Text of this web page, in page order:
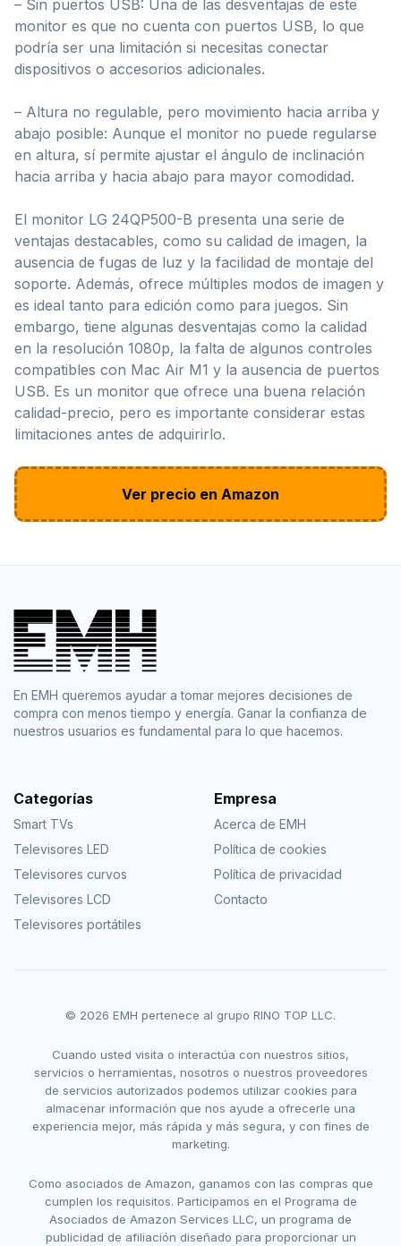
– Sin puertos USB: Una de las desventajas de este
monitor es que no cuenta con puertos USB, lo que
podría ser una limitación si necesitas conectar
dispositivos o accesorios adicionales.
– Altura no regulable, pero movimiento hacia arriba y
abajo posible: Aunque el monitor no puede regularse
en altura, sí permite ajustar el ángulo de inclinación
hacia arriba y hacia abajo para mayor comodidad.
El monitor LG 24QP500-B presenta una serie de
ventajas destacables, como su calidad de imagen, la
ausencia de fugas de luz y la facilidad de montaje del
soporte. Además, ofrece múltiples modos de imagen y
es ideal tanto para edición como para juegos. Sin
embargo, tiene algunas desventajas como la calidad
en la resolución 1080p, la falta de algunos controles
compatibles con Mac Air M1 y la ausencia de puertos
USB. Es un monitor que ofrece una buena relación
calidad-precio, pero es importante considerar estas
limitaciones antes de adquirirlo.
Ver precio en Amazon
En EMH queremos ayudar a tomar mejores decisiones de
compra con menos tiempo y energía. Ganar la confianza de
nuestros usuarios es fundamental para lo que hacemos.
Categorías
Smart TVs
Televisores LED
Televisores curvos
Televisores LCD
Televisores portátiles
Empresa
Acerca de EMH
Política de cookies
Política de privacidad
Contacto
© 2026 EMH pertenece al grupo RINO TOP LLC.
Cuando usted visita o interactúa con nuestros sitios,
servicios o herramientas, nosotros o nuestros proveedores
de servicios autorizados podemos utilizar cookies para
almacenar información que nos ayude a ofrecerle una
experiencia mejor, más rápida y más segura, y con fines de
marketing.
Como asociados de Amazon, ganamos con las compras que
cumplen los requisitos. Participamos en el Programa de
Asociados de Amazon Services LLC, un programa de
publicidad de afiliación diseñado para proporcionar un